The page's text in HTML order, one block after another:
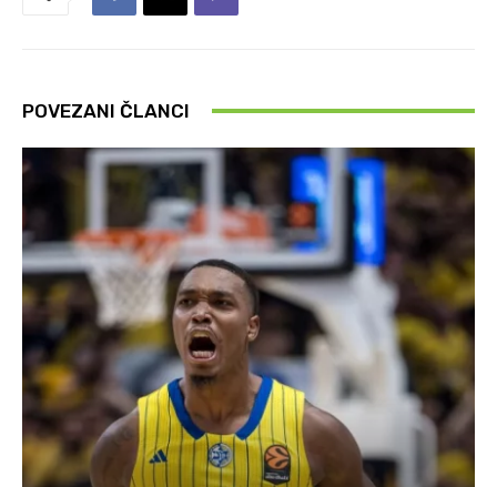
POVEZANI ČLANCI